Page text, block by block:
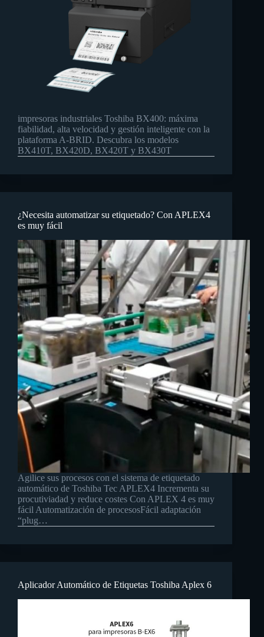
impresoras industriales Toshiba BX400: máxima
fiabilidad, alta velocidad y gestión inteligente con la
plataforma A‑BRID. Descubra los modelos
BX410T, BX420D, BX420T y BX430T
¿Necesita automatizar su etiquetado? Con APLEX4
es muy fácil
Agilice sus procesos con el sistema de etiquetado
automático de Toshiba Tec APLEX4 Incrementa su
procutiviadad y reduce costes Con APLEX 4 es muy
fácil Automatización de procesosFácil adaptación
“plug…
Aplicador Automático de Etiquetas Toshiba Aplex 6